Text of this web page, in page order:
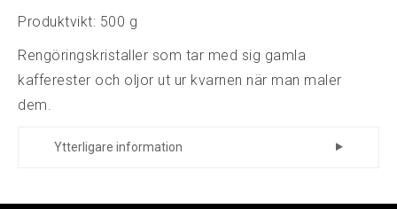
Produktvikt: 500 g
Rengöringskristaller som tar med sig gamla
kafferester och oljor ut ur kvarnen när man maler
dem.
Ytterligare information